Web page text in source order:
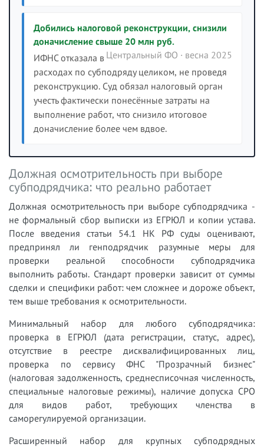
Добились налоговой реконструкции, снизили
доначисление свыше 20 млн руб.
Центральный ФО · весна 2025
ИФНС отказала в
расходах по субподряду целиком, не проведя
реконструкцию. Суд обязал налоговый орган
учесть фактически понесённые затраты на
выполнение работ, что снизило итоговое
доначисление более чем вдвое.
Должная осмотрительность при выборе
субподрядчика: что реально работает
Должная осмотрительность при выборе субподрядчика -
не формальный сбор выписки из ЕГРЮЛ и копии устава.
После введения статьи 54.1 НК РФ суды оценивают,
предпринял ли генподрядчик разумные меры для
проверки реальной способности субподрядчика
выполнить работы. Стандарт проверки зависит от суммы
сделки и специфики работ: чем сложнее и дороже объект,
тем выше требования к осмотрительности.
Минимальный набор для любого субподрядчика:
проверка в ЕГРЮЛ (дата регистрации, статус, адрес),
отсутствие в реестре дисквалифицированных лиц,
проверка по сервису ФНС "Прозрачный бизнес"
(налоговая задолженность, среднесписочная численность,
специальные налоговые режимы), наличие допуска СРО
для видов работ, требующих членства в
саморегулируемой организации.
Расширенный набор для крупных субподрядных